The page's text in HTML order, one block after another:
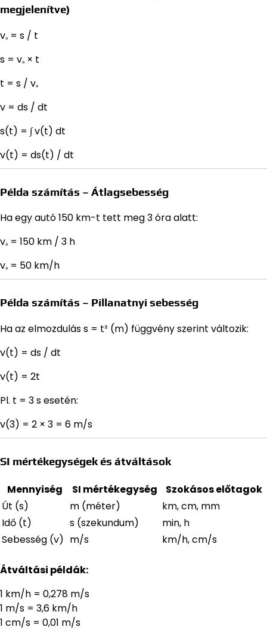
megjelenítve)
vₐ = s / t
s = vₐ × t
t = s / vₐ
v = ds / dt
s(t) = ∫ v(t) dt
v(t) = ds(t) / dt
Példa számítás – Átlagsebesség
Ha egy autó 150 km-t tett meg 3 óra alatt:
vₐ = 150 km / 3 h
vₐ = 50 km/h
Példa számítás – Pillanatnyi sebesség
Ha az elmozdulás s = t² (m) függvény szerint változik:
v(t) = ds / dt
v(t) = 2t
Pl. t = 3 s esetén:
v(3) = 2 × 3 = 6 m/s
SI mértékegységek és átváltások
Mennyiség SI mértékegység
Szokásos előtagok
Út (s)
m (méter)
km, cm, mm
Idő (t)
s (szekundum)
min, h
Sebesség (v) m/s km/h, cm/s
Átváltási példák:
1 km/h = 0,278 m/s
1 m/s = 3,6 km/h
1 cm/s = 0,01 m/s